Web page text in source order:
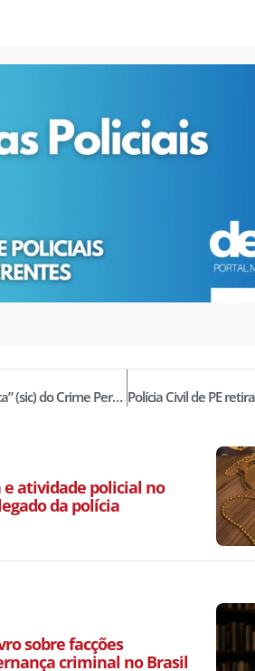
STF e a Nova “Dogmática” (sic) do Crime Permanente
atividade policial no
da polícia
sobre facções
criminal no Brasil